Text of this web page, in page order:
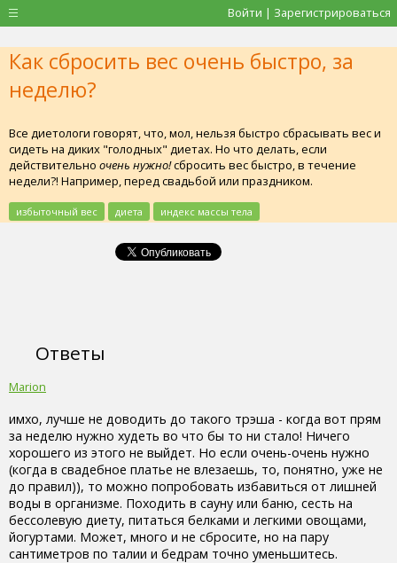
Войти | Зарегистрироваться
Как сбросить вес очень быстро, за
неделю?
Все диетологи говорят, что, мол, нельзя быстро сбрасывать вес и
сидеть на диких "голодных" диетах. Но что делать, если
действительно очень нужно!сбросить вес быстро, в течение
недели?! Например, перед свадьбой или праздником.
избыточный вес диета индекс массы тела
Ответы
Marion
имхо, лучше не доводить до такого трэша - когда вот прям
за неделю нужно худеть во что бы то ни стало! Ничего
хорошего из этого не выйдет. Но если очень-очень нужно
(когда в свадебное платье не влезаешь, то, понятно, уже не
до правил)), то можно попробовать избавиться от лишней
воды в организме. Походить в сауну или баню, сесть на
бессолевую диету, питаться белками и легкими овощами,
йогуртами. Может, много и не сбросите, но на пару
сантиметров по талии и бедрам точно уменьшитесь.